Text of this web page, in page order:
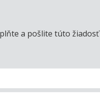
a pošlite túto